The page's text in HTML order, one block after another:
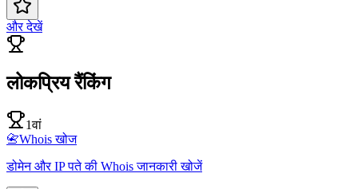
और देखें
लोकप्रिय रैंकिंग
1वां
📇Whois खोज
डोमेन और IP पते की Whois जानकारी खोजें